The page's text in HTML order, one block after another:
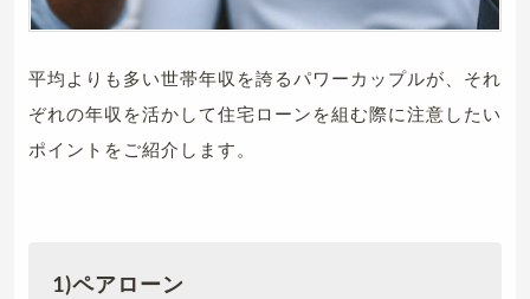
平均よりも多い世帯年収を誇るパワーカップルが、それ
ぞれの年収を活かして住宅ローンを組む際に注意したい
ポイントをご紹介します。
1)ペアローン